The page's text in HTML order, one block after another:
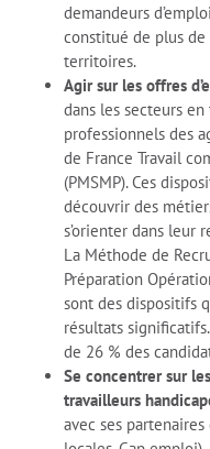
demandeurs
constitué de plus de
territoires.
Agir sur les offres
dans les secteurs
professionnels des
de France Travail
(PMSMP). Ces
découvrir des
s’orienter dans leur
La Méthode de
Préparation
sont des dispositifs
résultats
de 26 % des
Se concentrer sur
travailleurs
avec ses partenaires